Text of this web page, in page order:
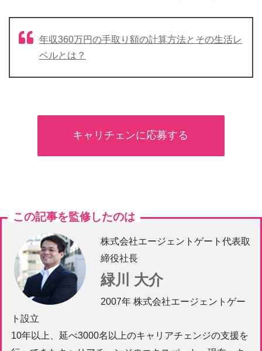
年収360万円の手取り額の計算方法とその生活レ
ベルとは？
キャリチェンに応募する
この記事を監修したのは
株式会社エージェントゲート代表取
締役社長
緑川 大介
2007年 株式会社エージェントゲー
ト設立
10年以上、延べ3000名以上のキャリアチェンジの支援を